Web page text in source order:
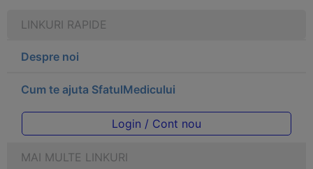
LINKURI RAPIDE
Despre noi
Cum te ajuta SfatulMedicului
Login / Cont nou
MAI MULTE LINKURI